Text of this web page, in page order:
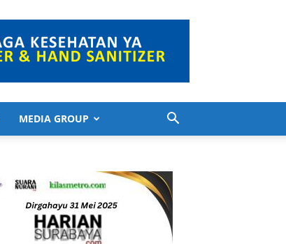
MEDIA GROUP